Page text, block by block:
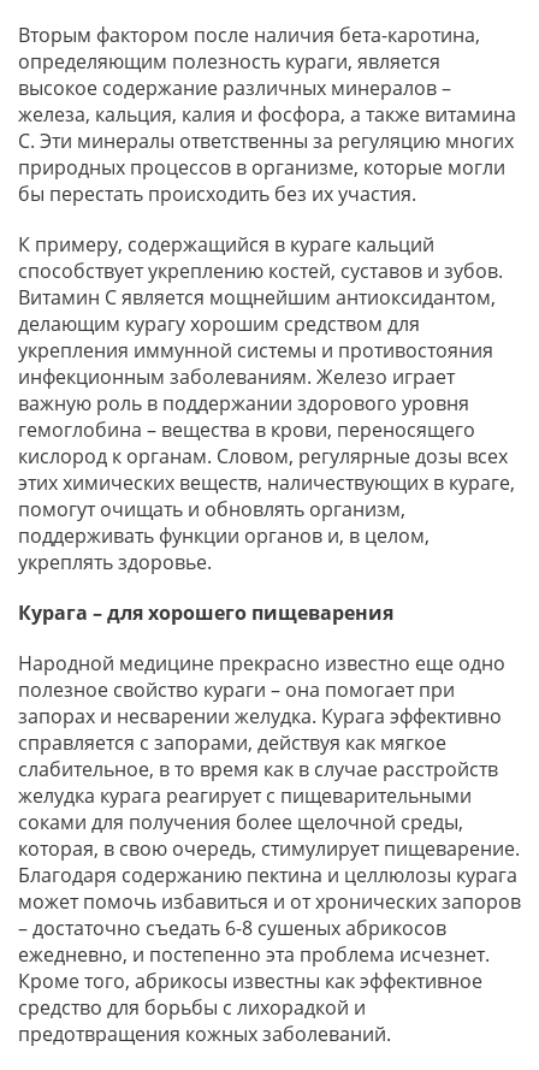
Вторым фактором после наличия бета-каротина,
определяющим полезность кураги, является
высокое содержание различных минералов –
железа, кальция, калия и фосфора, а также витамина
С. Эти минералы ответственны за регуляцию многих
природных процессов в организме, которые могли
бы перестать происходить без их участия.
К примеру, содержащийся в кураге кальций
способствует укреплению костей, суставов и зубов.
Витамин С является мощнейшим антиоксидантом,
делающим курагу хорошим средством для
укрепления иммунной системы и противостояния
инфекционным заболеваниям. Железо играет
важную роль в поддержании здорового уровня
гемоглобина – вещества в крови, переносящего
кислород к органам. Словом, регулярные дозы всех
этих химических веществ, наличествующих в кураге,
помогут очищать и обновлять организм,
поддерживать функции органов и, в целом,
укреплять здоровье.
Курага – для хорошего пищеварения
Народной медицине прекрасно известно еще одно
полезное свойство кураги – она помогает при
запорах и несварении желудка. Курага эффективно
справляется с запорами, действуя как мягкое
слабительное, в то время как в случае расстройств
желудка курага реагирует с пищеварительными
соками для получения более щелочной среды,
которая, в свою очередь, стимулирует пищеварение.
Благодаря содержанию пектина и целлюлозы курага
может помочь избавиться и от хронических запоров
– достаточно съедать 6-8 сушеных абрикосов
ежедневно, и постепенно эта проблема исчезнет.
Кроме того, абрикосы известны как эффективное
средство для борьбы с лихорадкой и
предотвращения кожных заболеваний.